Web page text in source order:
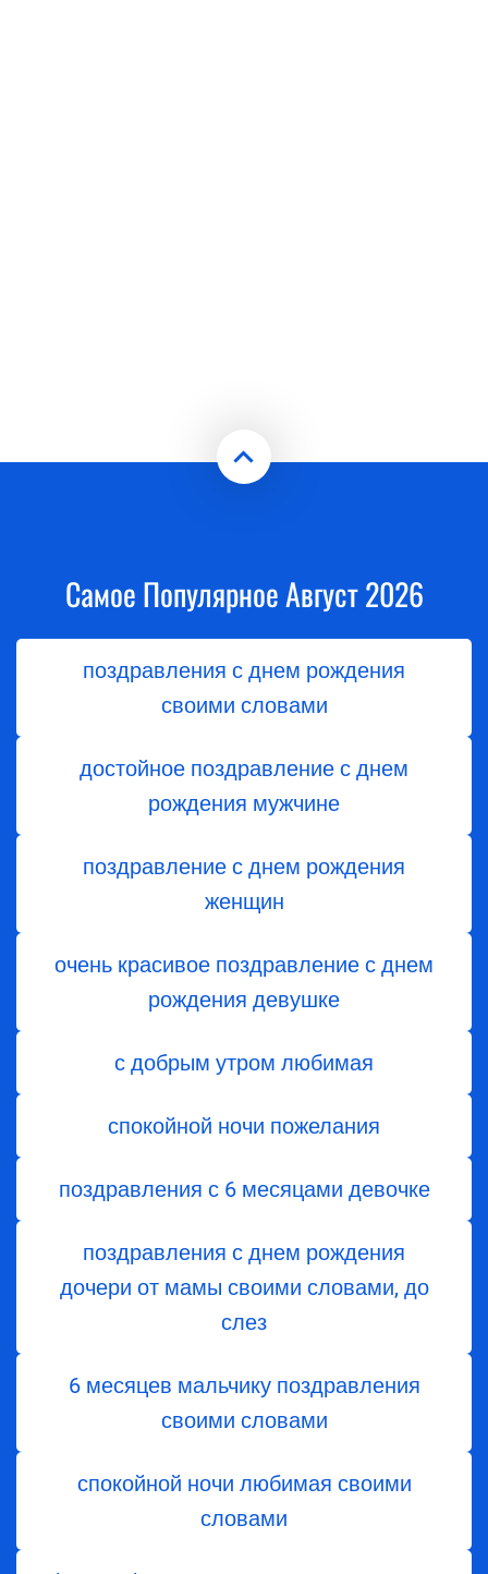
Самое Популярное Август 2026
поздравления с днем рождения
своими словами
достойное поздравление с днем
рождения мужчине
поздравление с днем рождения
женщин
очень красивое поздравление с днем
рождения девушке
с добрым утром любимая
спокойной ночи пожелания
поздравления с 6 месяцами девочке
поздравления с днем ​​рождения
дочери от мамы своими словами, до
слез
6 месяцев мальчику поздравления
своими словами
спокойной ночи любимая своими
словами